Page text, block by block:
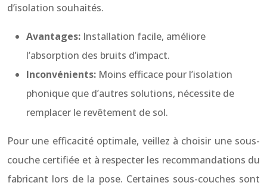
d’isolation souhaités.
Avantages: Installation facile, améliore
l’absorption des bruits d’impact.
Inconvénients: Moins efficace pour l’isolation
phonique que d’autres solutions, nécessite de
remplacer le revêtement de sol.
Pour une efficacité optimale, veillez à choisir une sous-
couche certifiée et à respecter les recommandations du
fabricant lors de la pose. Certaines sous-couches sont